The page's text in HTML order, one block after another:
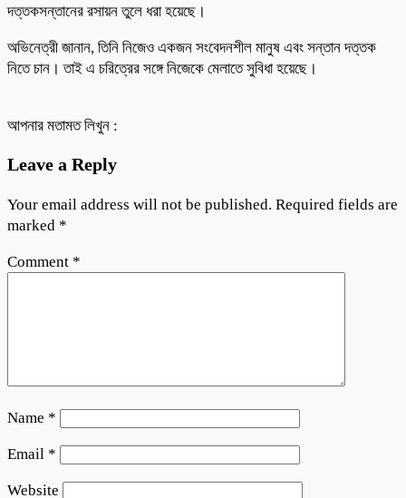
দত্তকসন্তানের রসায়ন তুলে ধরা হয়েছে।
অভিনেত্রী জানান, তিনি নিজেও একজন সংবেদনশীল মানুষ এবং সন্তান দত্তক
নিতে চান। তাই এ চরিত্রের সঙ্গে নিজেকে মেলাতে সুবিধা হয়েছে।
আপনার মতামত লিখুন :
Leave a Reply
Your email address will not be published. Required fields are
marked *
Comment *
Name *
Email *
Website